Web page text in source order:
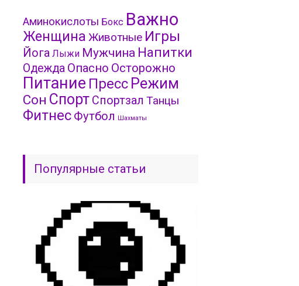
Аминокислоты Бокс Важно
Женщина Животные Игры
Йога Лыжи Мужчина Напитки
Одежда Опасно Осторожно
Питание Пресс Режим
Сон Спорт Спортзал Танцы
Фитнес Футбол Шахматы
Популярные статьи